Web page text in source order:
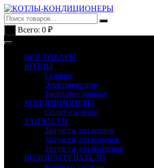
Перейти
к
содержимому
Всего: 0 ₽
ВСЕ ТОВАРЫ
КОТЛЫ
Газовые
Электрические
Твердотопливные
КОНДИЦИОНЕРЫ
Сплит-системы
ЗАПЧАСТИ
Запчасти для котлов
Запчасти для колонок
Запчасти для бойлеров
ВОДОНАГРЕВАТЕЛИ